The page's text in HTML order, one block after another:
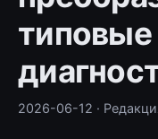
2026-06-12 ·